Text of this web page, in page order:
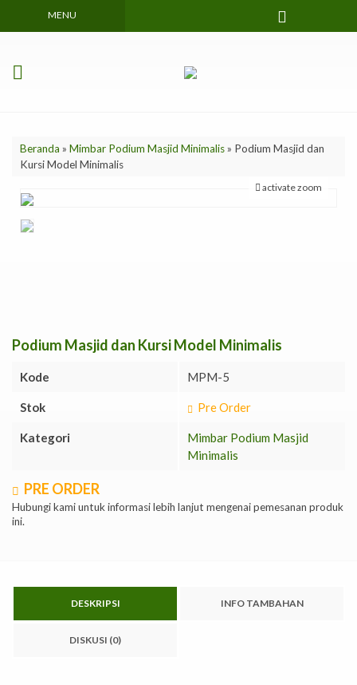
MENU
Beranda » Mimbar Podium Masjid Minimalis» Podium Masjid dan
Kursi Model Minimalis
activate zoom
Podium Masjid dan Kursi Model Minimalis
Kode MPM-5
Stok Pre Order
Kategori
Mimbar Podium Masjid
Minimalis
PRE ORDER
Hubungi kami untuk informasi lebih lanjut mengenai pemesanan produk
ini.
DESKRIPSI INFO TAMBAHAN
DISKUSI (0)